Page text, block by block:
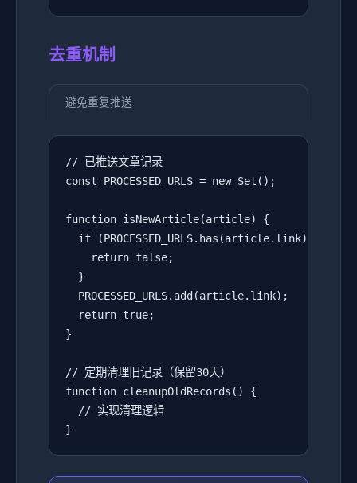
去重机制
避免重复推送
// 已推送文章记录
const PROCESSED_URLS = new Set();
function isNewArticle(article) {
  if (PROCESSED_URLS.has(article.link)) {
    return false;
  }
  PROCESSED_URLS.add(article.link);
  return true;
}
// 定期清理旧记录（保留30天）
function cleanupOldRecords() {
  // 实现清理逻辑
}